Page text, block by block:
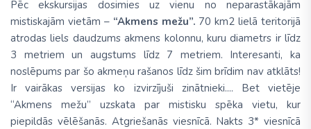
Pēc ekskursijas dosimies uz vienu no neparastākajām
mistiskajām vietām – “Akmens mežu”. 70 km2 lielā teritorijā
atrodas liels daudzums akmens kolonnu, kuru diametrs ir līdz
3 metriem un augstums līdz 7 metriem. Interesanti, ka
noslēpums par šo akmeņu rašanos līdz šim brīdim nav atklāts!
Ir vairākas versijas ko izvirzījuši zinātnieki.... Bet vietēje
“Akmens mežu” uzskata par mistisku spēka vietu, kur
piepildās vēlēšanās. Atgriešanās viesnīcā. Nakts 3* viesnīcā